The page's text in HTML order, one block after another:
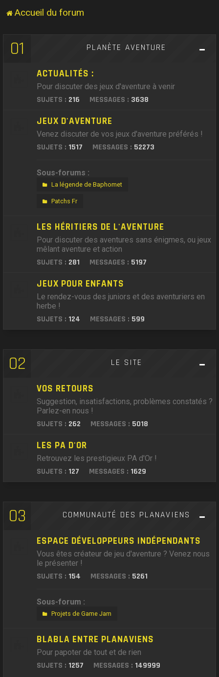
Accueil du forum
01 PLANÈTE AVENTURE
ACTUALITÉS :
Pour discuter des jeux d'aventure à venir
SUJETS : 216 MESSAGES : 3638
JEUX D'AVENTURE
Venez discuter de vos jeux d'aventure préférés !
SUJETS : 1517 MESSAGES : 52273
Sous-forums :
La légende de Baphomet
Patchs Fr
LES HÉRITIERS DE L'AVENTURE
Pour discuter des aventures sans énigmes, ou jeux
mêlant aventure et action
SUJETS : 281 MESSAGES : 5197
JEUX POUR ENFANTS
Le rendez-vous des juniors et des aventuriers en
herbe !
SUJETS : 124 MESSAGES : 599
02 LE SITE
VOS RETOURS
Suggestion, insatisfactions, problèmes constatés ?
Parlez-en nous !
SUJETS : 262 MESSAGES : 5018
LES PA D'OR
Retrouvez les prestigieux PA d'Or !
SUJETS : 127 MESSAGES : 1629
03 COMMUNAUTÉ DES PLANAVIENS
ESPACE DÉVELOPPEURS INDÉPENDANTS
Vous êtes créateur de jeu d'aventure ? Venez nous
le présenter !
SUJETS : 154 MESSAGES : 5261
Sous-forum :
Projets de Game Jam
BLABLA ENTRE PLANAVIENS
Pour papoter de tout et de rien
SUJETS : 1257 MESSAGES : 149999